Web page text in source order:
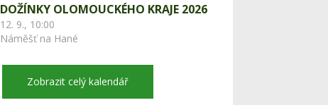
DOŽÍNKY OLOMOUCKÉHO KRAJE 2026
12. 9., 10:00
Náměšť na Hané
Zobrazit celý kalendář